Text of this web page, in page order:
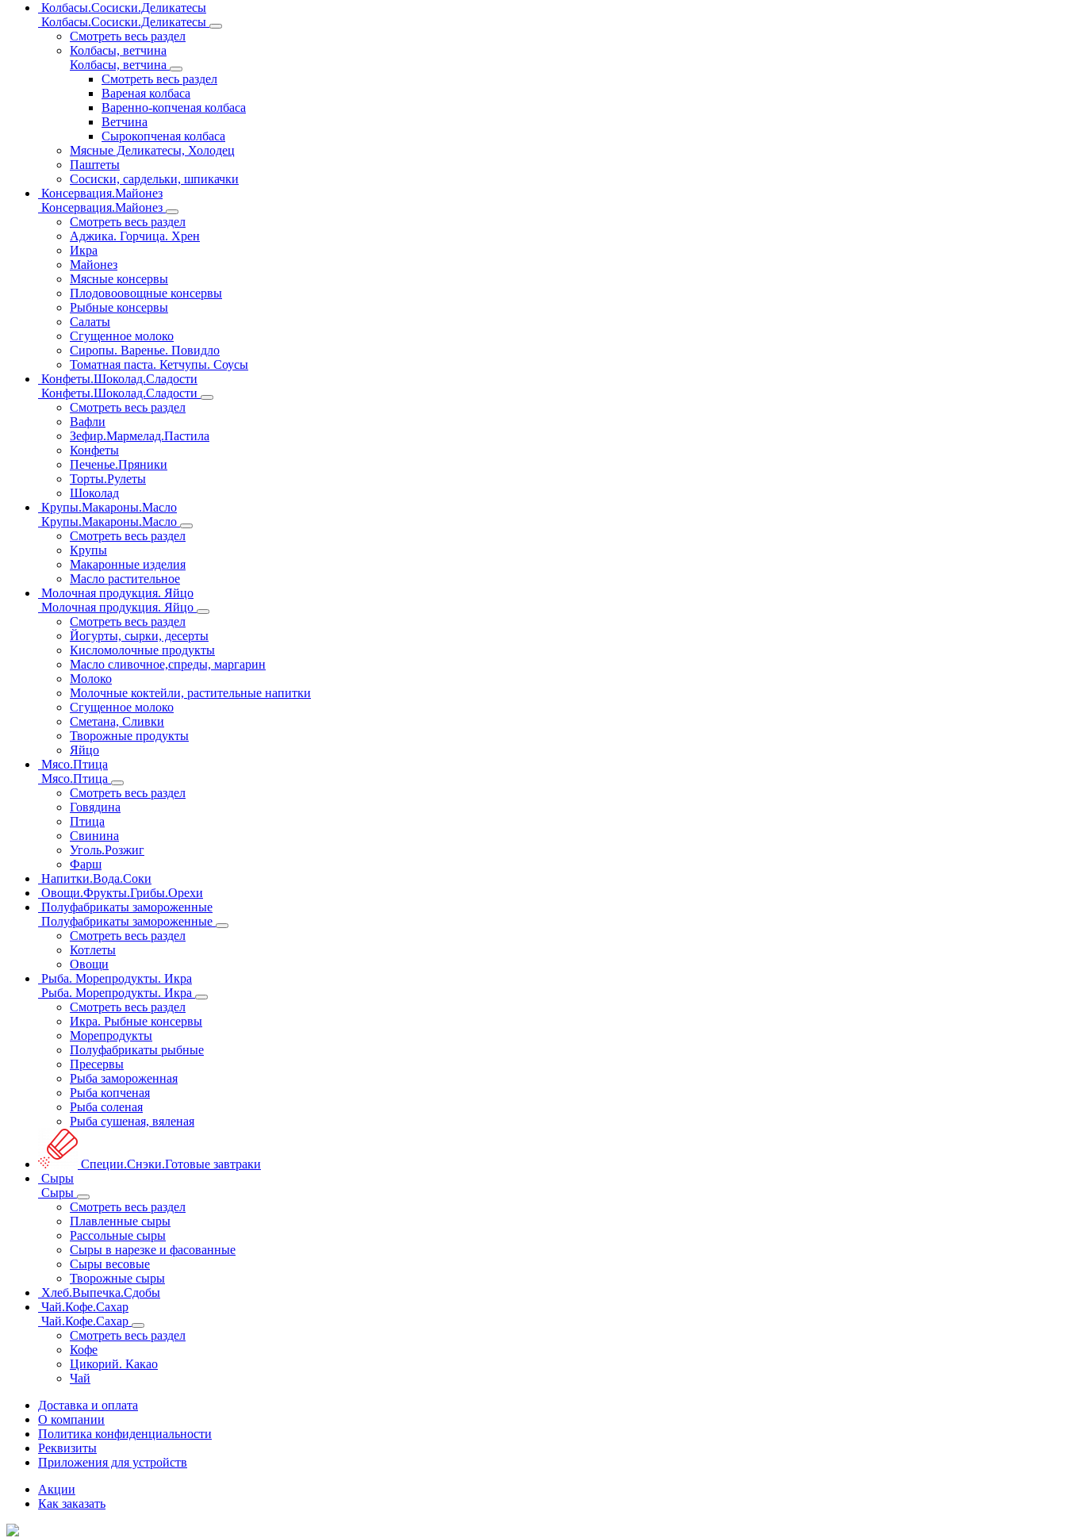
Колбасы.Сосиски.Деликатесы
Колбасы.Сосиски.Деликатесы
Смотреть весь раздел
Колбасы, ветчина
Колбасы, ветчина
Смотреть весь раздел
Вареная колбаса
Варенно-копченая колбаса
Ветчина
Сырокопченая колбаса
Мясные Деликатесы, Холодец
Паштеты
Сосиски, сардельки, шпикачки
Консервация.Майонез
Консервация.Майонез
Смотреть весь раздел
Аджика. Горчица. Хрен
Икра
Майонез
Мясные консервы
Плодовоовощные консервы
Рыбные консервы
Салаты
Сгущенное молоко
Сиропы. Варенье. Повидло
Томатная паста. Кетчупы. Соусы
Конфеты.Шоколад.Сладости
Конфеты.Шоколад.Сладости
Смотреть весь раздел
Вафли
Зефир.Мармелад.Пастила
Конфеты
Печенье.Пряники
Торты.Рулеты
Шоколад
Крупы.Макароны.Масло
Крупы.Макароны.Масло
Смотреть весь раздел
Крупы
Макаронные изделия
Масло растительное
Молочная продукция. Яйцо
Молочная продукция. Яйцо
Смотреть весь раздел
Йогурты, сырки, десерты
Кисломолочные продукты
Масло сливочное,спреды, маргарин
Молоко
Молочные коктейли, растительные напитки
Сгущенное молоко
Сметана, Сливки
Творожные продукты
Яйцо
Мясо.Птица
Мясо.Птица
Смотреть весь раздел
Говядина
Птица
Свинина
Уголь.Розжиг
Фарш
Напитки.Вода.Соки
Овощи.Фрукты.Грибы.Орехи
Полуфабрикаты замороженные
Полуфабрикаты замороженные
Смотреть весь раздел
Котлеты
Овощи
Рыба. Морепродукты. Икра
Рыба. Морепродукты. Икра
Смотреть весь раздел
Икра. Рыбные консервы
Морепродукты
Полуфабрикаты рыбные
Пресервы
Рыба замороженная
Рыба копченая
Рыба соленая
Рыба сушеная, вяленая
Специи.Снэки.Готовые завтраки
Сыры
Сыры
Смотреть весь раздел
Плавленные сыры
Рассольные сыры
Сыры в нарезке и фасованные
Сыры весовые
Творожные сыры
Хлеб.Выпечка.Сдобы
Чай.Кофе.Сахар
Чай.Кофе.Сахар
Смотреть весь раздел
Кофе
Цикорий. Какао
Чай
Доставка и оплата
О компании
Политика конфиденциальности
Реквизиты
Приложения для устройств
Акции
Как заказать